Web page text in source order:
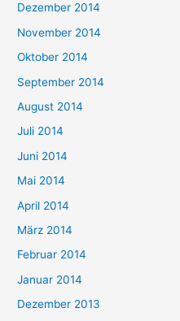
Dezember 2014
November 2014
Oktober 2014
September 2014
August 2014
Juli 2014
Juni 2014
Mai 2014
April 2014
März 2014
Februar 2014
Januar 2014
Dezember 2013